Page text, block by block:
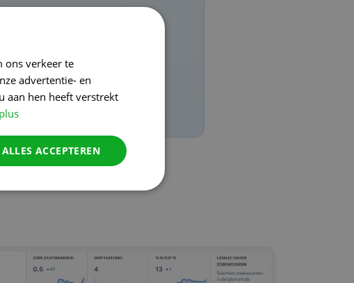
ons verkeer te
advertentie- en
aan hen heeft verstrekt
ALLES ACCEPTEREN